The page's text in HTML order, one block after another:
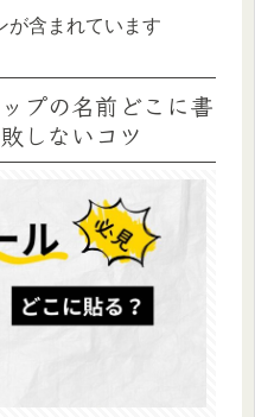
含まれています
プの名前どこに書
しないコツ